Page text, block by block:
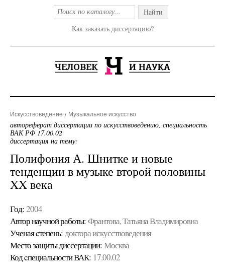
Найти
Как заказать диссертацию?
Искусствоведение Музыкальное искусство
автореферат диссертации по искусствоведению, специальность
ВАК РФ 17.00.02
диссертация на тему:
Полифония А. Шнитке и новые
тенденции в музыке второй половины
XX века
Год: 2004
Автор научной работы: Франтова, Татьяна Владимировна
Ученая cтепень: доктора искусствоведения
Место защиты диссертации: Москва
Код cпециальности ВАК: 17.00.02